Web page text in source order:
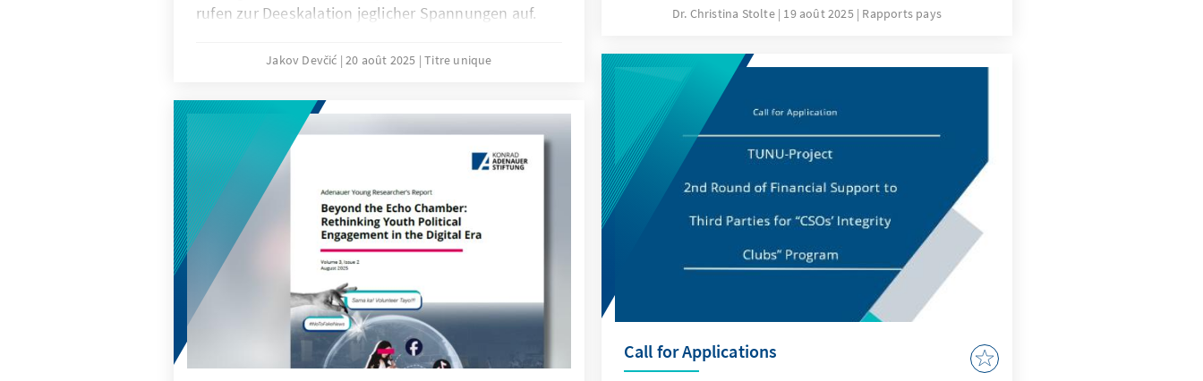
rufen zur Deeskalation jeglicher Spannungen auf.
Akteure zu Gewaltverzicht auf. Das Recht auf
Meinungsäußerung muss respektiert werden. Die
zuständigen Behörden sind verpflichtet, die
Teilnehmenden von Demonstrationen vor
Übergriffen und Gewalt zu schützen. Gleichzeitig
verfolgen wir auch mit Sorgen eine zunehmende
Radikalisierung der Demonstranten, die nicht mit
demokratischen Werten vereinbar ist. Die politischen
Spannungen in Serbien müssen ohne Gewalt und
unter Wahrung der Rechtsstaatlichkeit gelöst
werden.
Jakov Devčić 20 août 2025 Titre unique
ebenfalls oppositionellen und wirtschaftsliberalen
die bürgerliche Opposition einen Erdrutschsieg: Die
langjährige Regierungspartei MAS wird dort
praktisch nicht mehr vertreten sein. Als
außerparlamentarischer Widerstand manifestiert
sich indessen Ex-Präsident Evo Morales, der mit
seinem Aufruf zu einer ungültigen Stimmabgabe
deutlich erfolgreicher war als die verschiedenen
Linkskandidaten an den Urnen.
Dr. Christina Stolte 19 août 2025 Rapports pays
Call for Applications